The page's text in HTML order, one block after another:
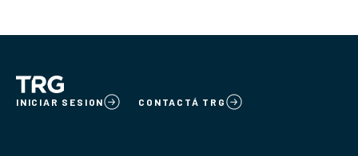
INICIAR SESION CONTACTÁ TRG